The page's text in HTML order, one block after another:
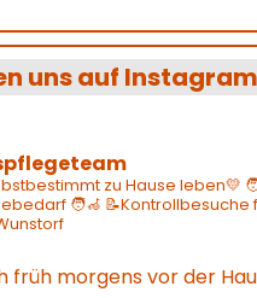
uns auf Instagram
zu Hause leben💛
🧑‍🦽 📝Kontrollbesuche